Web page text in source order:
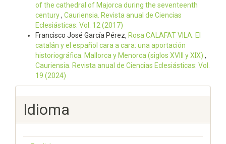
of the cathedral of Majorca during the seventeenth
century, Cauriensia. Revista anual de Ciencias
Eclesiásticas: Vol. 12 (2017)
Francisco José García Pérez, Rosa CALAFAT VILA. El
catalán y el español cara a cara: una aportación
historiográfica. Mallorca y Menorca (siglos XVIII y XIX) ,
Cauriensia. Revista anual de Ciencias Eclesiásticas: Vol.
19 (2024)
Idioma